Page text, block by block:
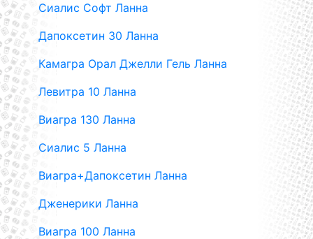
Сиалис Софт Ланна
Дапоксетин 30 Ланна
Камагра Орал Джелли Гель Ланна
Левитра 10 Ланна
Виагра 130 Ланна
Сиалис 5 Ланна
Виагра+Дапоксетин Ланна
Дженерики Ланна
Виагра 100 Ланна